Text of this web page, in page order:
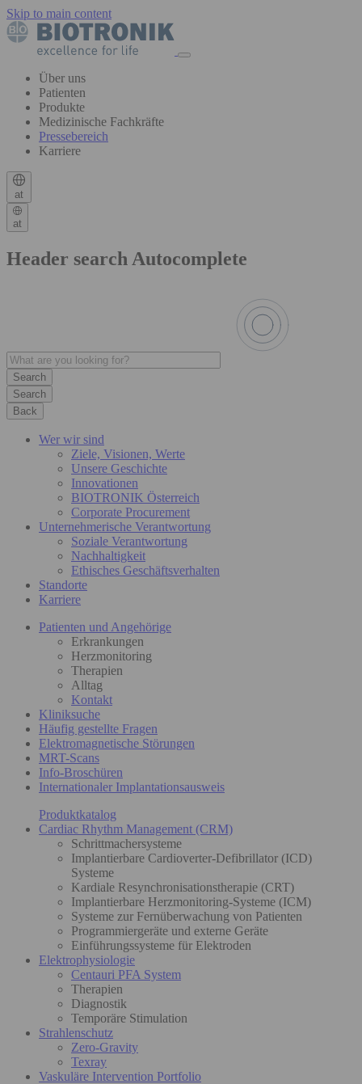
Skip to main content
Über uns
Patienten
Produkte
Medizinische Fachkräfte
Pressebereich
Karriere
at
at
Header search Autocomplete
Search
Back
Wer wir sind
Ziele, Visionen, Werte
Unsere Geschichte
Innovationen
BIOTRONIK Österreich
Corporate Procurement
Unternehmerische Verantwortung
Soziale Verantwortung
Nachhaltigkeit
Ethisches Geschäftsverhalten
Standorte
Karriere
Patienten und Angehörige
Erkrankungen
Herzmonitoring
Therapien
Alltag
Kontakt
Kliniksuche
Häufig gestellte Fragen
Elektromagnetische Störungen
MRT-Scans
Info-Broschüren
Internationaler Implantationsausweis
Produktkatalog
Cardiac Rhythm Management (CRM)
Schrittmachersysteme
Implantierbare Cardioverter-Defibrillator (ICD)
Systeme
Kardiale Resynchronisationstherapie (CRT)
Implantierbare Herzmonitoring-Systeme (ICM)
Systeme zur Fernüberwachung von Patienten
Programmiergeräte und externe Geräte
Einführungssysteme für Elektroden
Elektrophysiologie
Centauri PFA System
Therapien
Diagnostik
Temporäre Stimulation
Strahlenschutz
Zero-Gravity
Texray
Vaskuläre Intervention Portfolio